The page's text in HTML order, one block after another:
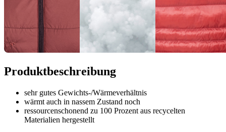
Produktbeschreibung
sehr gutes Gewichts-/Wärmeverhältnis
wärmt auch in nassem Zustand noch
ressourcenschonend zu 100 Prozent aus recycelten
Materialien hergestellt